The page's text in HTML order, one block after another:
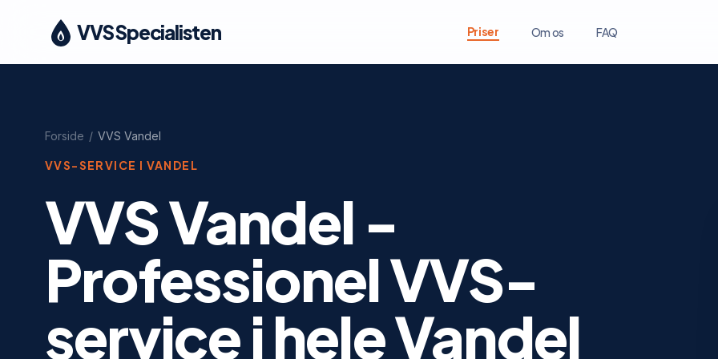
VVS Specialisten Priser Om os FAQ
Forside / VVS Vandel
VVS-SERVICE I VANDEL
VVS Vandel -
Professionel VVS-
service i hele Vandel